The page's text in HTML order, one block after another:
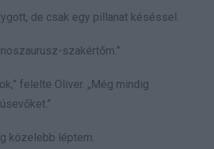
de csak egy pillanat késéssel.
szakértőm.”
felelte Oliver. „Még mindig
közelebb léptem.